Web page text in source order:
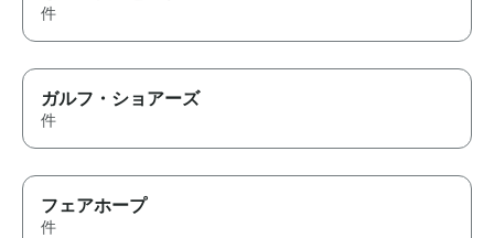
件
ガルフ・ショアーズ
件
フェアホープ
件